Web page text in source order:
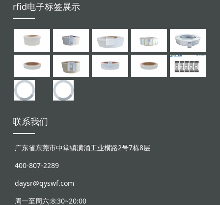
rfid电子标签展示
联系我们
广东省东莞市中堂镇潢涌工业横路2号7栋8层
400-807-2289
daysr@qyswf.com
周一至周六:8:30~20:00